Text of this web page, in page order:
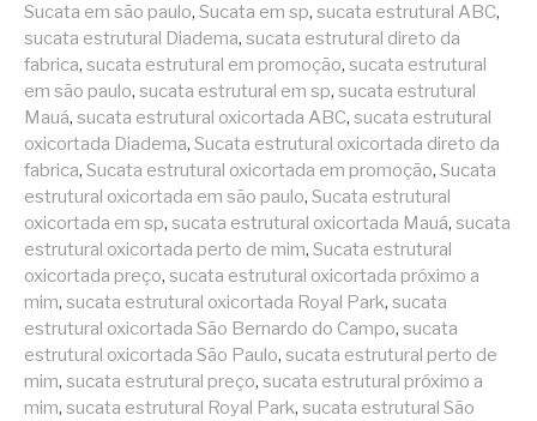
Sucata em são paulo, Sucata em sp, sucata estrutural ABC,
sucata estrutural Diadema, sucata estrutural direto da
fabrica, sucata estrutural em promoção, sucata estrutural
em são paulo, sucata estrutural em sp, sucata estrutural
Mauá, sucata estrutural oxicortada ABC, sucata estrutural
oxicortada Diadema, Sucata estrutural oxicortada direto da
fabrica, Sucata estrutural oxicortada em promoção, Sucata
estrutural oxicortada em são paulo, Sucata estrutural
oxicortada em sp, sucata estrutural oxicortada Mauá, sucata
estrutural oxicortada perto de mim, Sucata estrutural
oxicortada preço, sucata estrutural oxicortada próximo a
mim, sucata estrutural oxicortada Royal Park, sucata
estrutural oxicortada São Bernardo do Campo, sucata
estrutural oxicortada São Paulo, sucata estrutural perto de
mim, sucata estrutural preço, sucata estrutural próximo a
mim, sucata estrutural Royal Park, sucata estrutural São